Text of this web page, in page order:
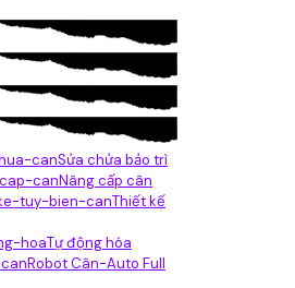
Sửa chửa bảo trì
Nâng cấp cân
Thiết kế
Tự động hóa
Robot Cân-Auto Full